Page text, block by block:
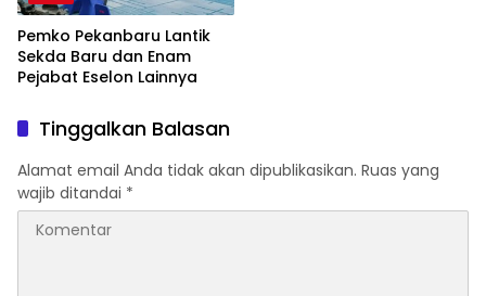
Pemko Pekanbaru Lantik
Sekda Baru dan Enam
Pejabat Eselon Lainnya
Tinggalkan Balasan
Alamat email Anda tidak akan dipublikasikan. Ruas yang
wajib ditandai *